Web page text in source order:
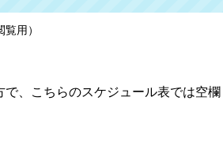
用）
、こちらのスケジュール表では空欄